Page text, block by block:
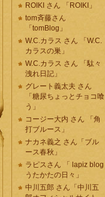
ROIKI さん 「ROIKI」
tom斉藤さん
「tomBlog」
W.C.カラス さん 「W.C.
カラスの巣」
W.C.カラス さん 「駄々
洩れ日記」
グレート義太夫 さん
「糖尿ちょっとチョコ喰
う」
コージー大内 さん 「角
打ブルース」
ナカネ義之 さん「ブル
ース春秋」
ラピスさん 「 lapiz blog
うたかたの日々」
中川五郎 さん「中川五